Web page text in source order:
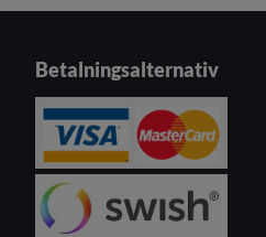
Betalningsalternativ